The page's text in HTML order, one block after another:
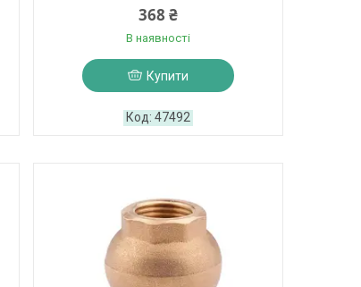
368 ₴
В наявності
Купити
47492